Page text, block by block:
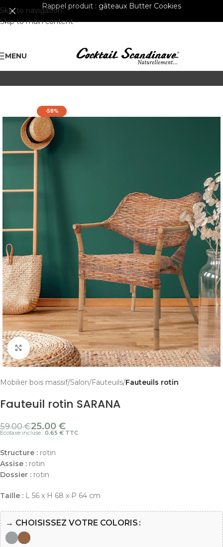
Skip to navigation
Skip to main content
Rappel produit : gâteaux Butter Cookies
MENU
-58%
Cliquer pour agrandir
Mobilier bois massif Salon Fauteuils Fauteuils rotin
Fauteuil rotin SARANA
59.00€25.00 €
Ecotaxe incluse : 0.65 € TTC
Structure : rotin
Assise : rotin
Dossier : rotin
Taille : L 56 x H 68 x P 64 cm
→ CHOISISSEZ VOTRE COLORIS